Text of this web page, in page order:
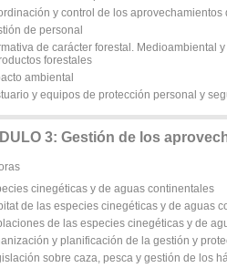
y control de los aprovechamientos
de personal
de carácter forestal. Medioambiental
forestales
ambiental
y equipos de protección personal y
3: Gestión de los
cinegéticas y de aguas continentales
de las especies cinegéticas y de aguas
de las especies cinegéticas y de
y planificación de la gestión y
sobre caza, pesca y gestión de los